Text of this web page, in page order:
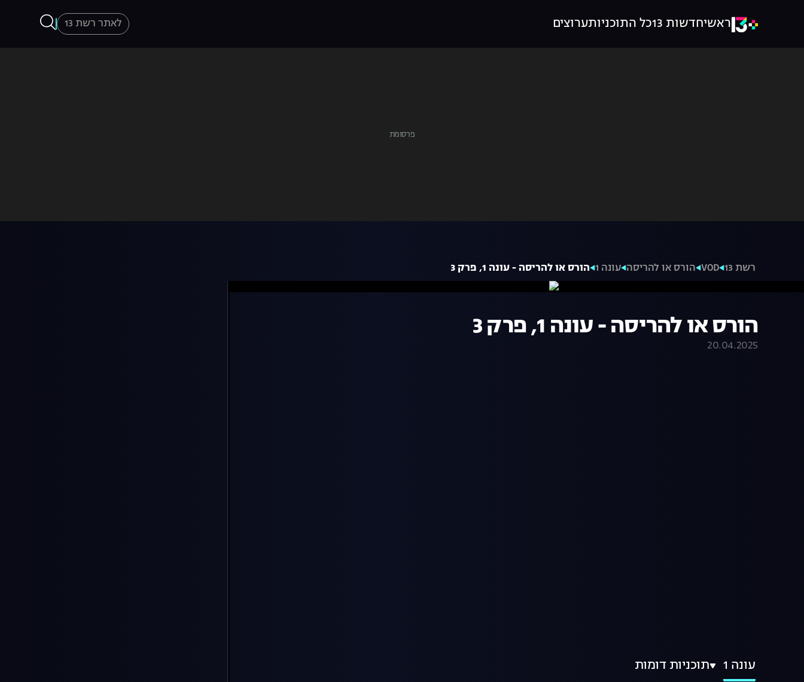
ראשיחדשות 13 כל התוכניותערוצים לאתר רשת 13
רשת 13 VOD הורס או להריסה עונה 1 הורס או להריסה - עונה 1, פרק 3
הורס או להריסה - עונה 1, פרק 3
20.04.2025
עונה 1 תוכניות דומות